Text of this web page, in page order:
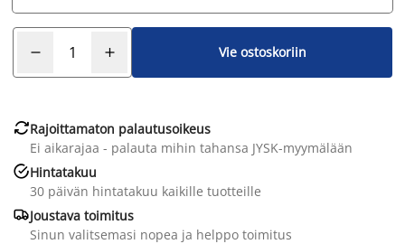
Vie ostoskoriin
Rajoittamaton palautusoikeus
Ei aikarajaa - palauta mihin tahansa JYSK-myymälään
Hintatakuu
30 päivän hintatakuu kaikille tuotteille
Joustava toimitus
Sinun valitsemasi nopea ja helppo toimitus